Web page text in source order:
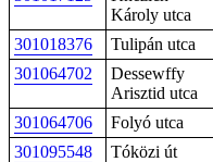
Károly utca
301018376 Tulipán utca
301064702
Dessewffy
Arisztid utca
301064706 Folyó utca
301095548
Tóközi út